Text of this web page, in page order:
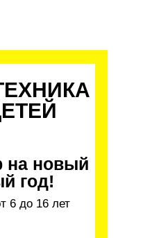
на новый
год!
6 до 16 лет